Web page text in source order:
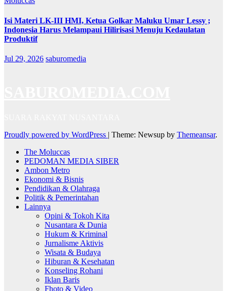
Isi Materi LK-III HMI, Ketua Golkar Maluku Umar Lessy ;
Indonesia Harus Melampaui Hilirisasi Menuju Kedaulatan
Produktif
Jul 29, 2026 saburomedia
Proudly powered by WordPress | Theme: Newsup by Themeansar.
The Moluccas
PEDOMAN MEDIA SIBER
Ambon Metro
Ekonomi & Bisnis
Pendidikan & Olahraga
Politik & Pemerintahan
Lainnya
Opini & Tokoh Kita
Nusantara & Dunia
Hukum & Kriminal
Jurnalisme Aktivis
Wisata & Budaya
Hiburan & Kesehatan
Konseling Rohani
Iklan Baris
Fhoto & Video